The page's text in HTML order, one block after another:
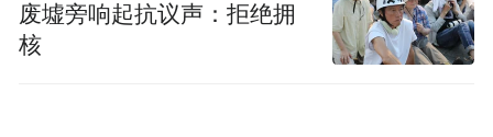
废墟旁响起抗议声：拒绝拥
核